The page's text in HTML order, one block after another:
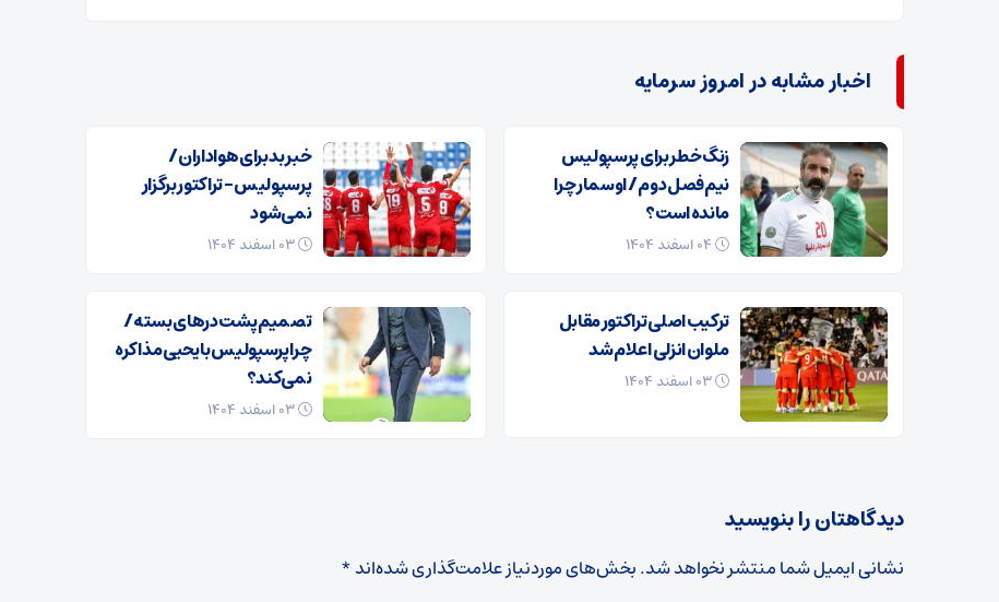
اخبار مشابه در امروز سرمایه
زنگ خطر برای پرسپولیس
نیم‌فصل دوم / اوسمار چرا
مانده است؟
خبر بد برای هواداران /
پرسپولیس – تراکتور برگزار
نمی‌شود
۰۳ اسفند ۱۴۰۴
ترکیب اصلی تراکتور مقابل
ملوان انزلی اعلام شد
تصمیم پشت در‌های بسته /
چرا پرسپولیس با یحیی مذاکره
نمی‌کند؟
۰۳ اسفند ۱۴۰۴
دیدگاهتان را بنویسید
نشانی ایمیل شما منتشر نخواهد شد.بخش‌های موردنیاز علامت‌گذاری شده‌اند*